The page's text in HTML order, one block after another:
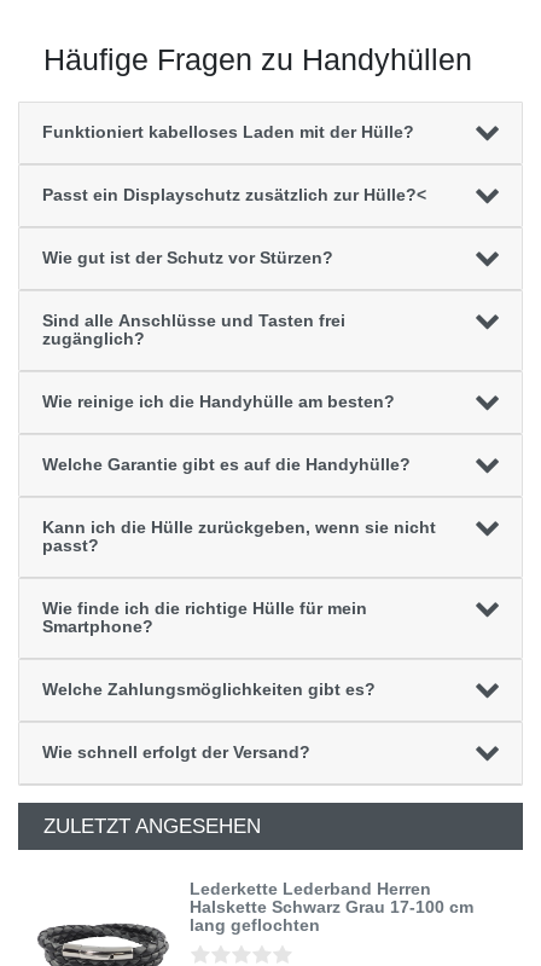
Häufige Fragen zu Handyhüllen
Funktioniert kabelloses Laden mit der Hülle?
Passt ein Displayschutz zusätzlich zur Hülle?<
Wie gut ist der Schutz vor Stürzen?
Sind alle Anschlüsse und Tasten frei
zugänglich?
Wie reinige ich die Handyhülle am besten?
Welche Garantie gibt es auf die Handyhülle?
Kann ich die Hülle zurückgeben, wenn sie nicht
passt?
Wie finde ich die richtige Hülle für mein
Smartphone?
Welche Zahlungsmöglichkeiten gibt es?
Wie schnell erfolgt der Versand?
ZULETZT ANGESEHEN
Lederkette Lederband Herren
Halskette Schwarz Grau 17-100 cm
lang geflochten